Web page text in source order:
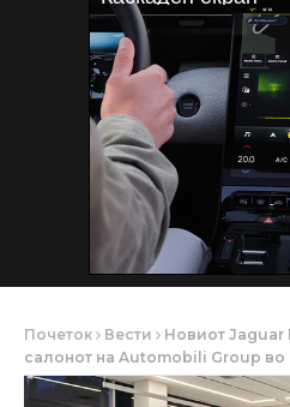
Почеток Вести
Новиот Jaguar
салонот на Automobili Group во